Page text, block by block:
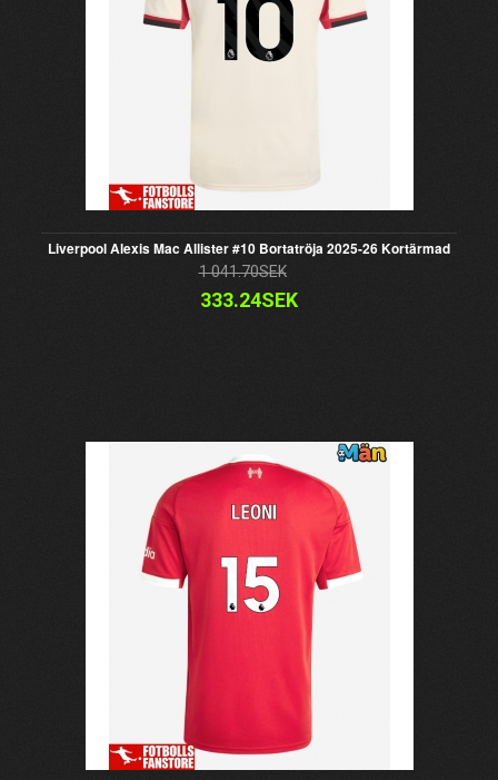
Liverpool Alexis Mac Allister #10 Bortatröja 2025-26 Kortärmad
1 041.70SEK
333.24SEK